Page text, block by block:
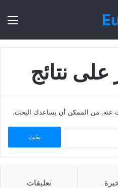
على نتائج
عنه. من الممكن أن يساعدك البحث.
تعليقات